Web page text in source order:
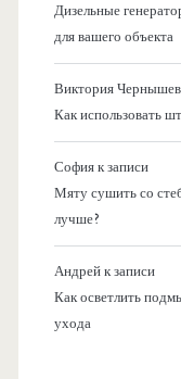
Дизельные
для вашего объекта
Виктория
Как использовать
Софияк записи
Мяту сушить со
лучше?
Андрейк записи
Как осветлить
ухода